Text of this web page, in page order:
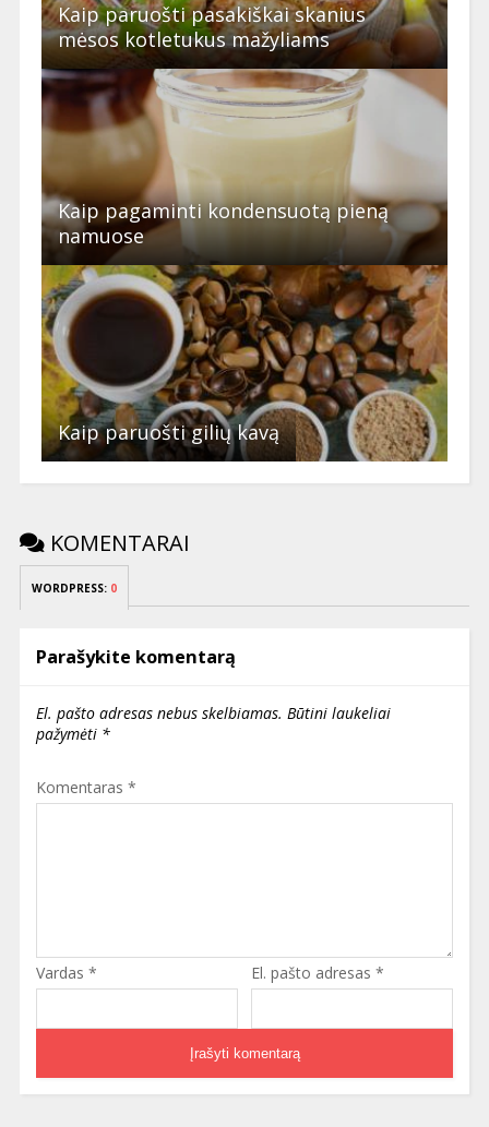
Kaip paruošti pasakiškai skanius
mėsos kotletukus mažyliams
Kaip pagaminti kondensuotą pieną
namuose
Kaip paruošti gilių kavą
KOMENTARAI
WORDPRESS: 0
Parašykite komentarą
El. pašto adresas nebus skelbiamas. Būtini laukeliai
pažymėti *
Komentaras *
Vardas * El. pašto adresas *